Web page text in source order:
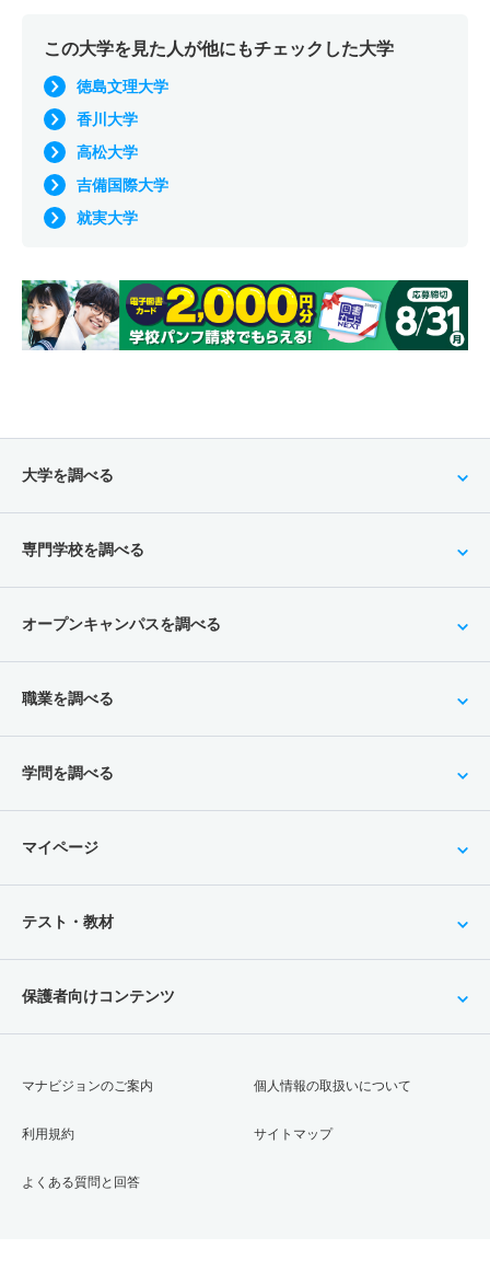
この大学を見た人が他にもチェックした大学
徳島文理大学
香川大学
高松大学
吉備国際大学
就実大学
大学を調べる
専門学校を調べる
オープンキャンパスを調べる
職業を調べる
学問を調べる
マイページ
テスト・教材
保護者向けコンテンツ
マナビジョンのご案内
利用規約
よくある質問と回答
個人情報の取扱いについて
サイトマップ